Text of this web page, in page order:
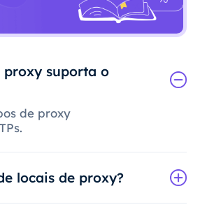
proxy suporta o
de proxy
locais de proxy?